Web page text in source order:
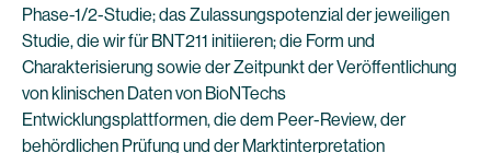
Phase-1/2-Studie; das Zulassungspotenzial der jeweiligen
Studie, die wir für BNT211 initiieren; die Form und
Charakterisierung sowie der Zeitpunkt der Veröffentlichung
von klinischen Daten von BioNTechs
Entwicklungsplattformen, die dem Peer-Review, der
behördlichen Prüfung und der Marktinterpretation